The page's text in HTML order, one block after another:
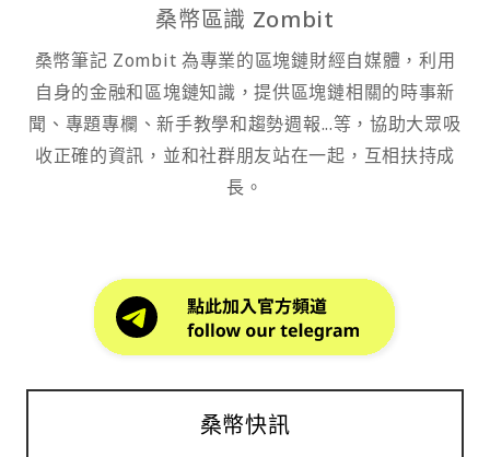
桑幣區識 Zombit
桑幣筆記 Zombit 為專業的區塊鏈財經自媒體，利用
自身的金融和區塊鏈知識，提供區塊鏈相關的時事新
聞、專題專欄、新手教學和趨勢週報...等，協助大眾吸
收正確的資訊，並和社群朋友站在一起，互相扶持成
長。
桑幣快訊